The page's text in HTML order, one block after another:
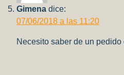
Gimena dice:
07/06/2018 a las 11:20
Necesito saber de un